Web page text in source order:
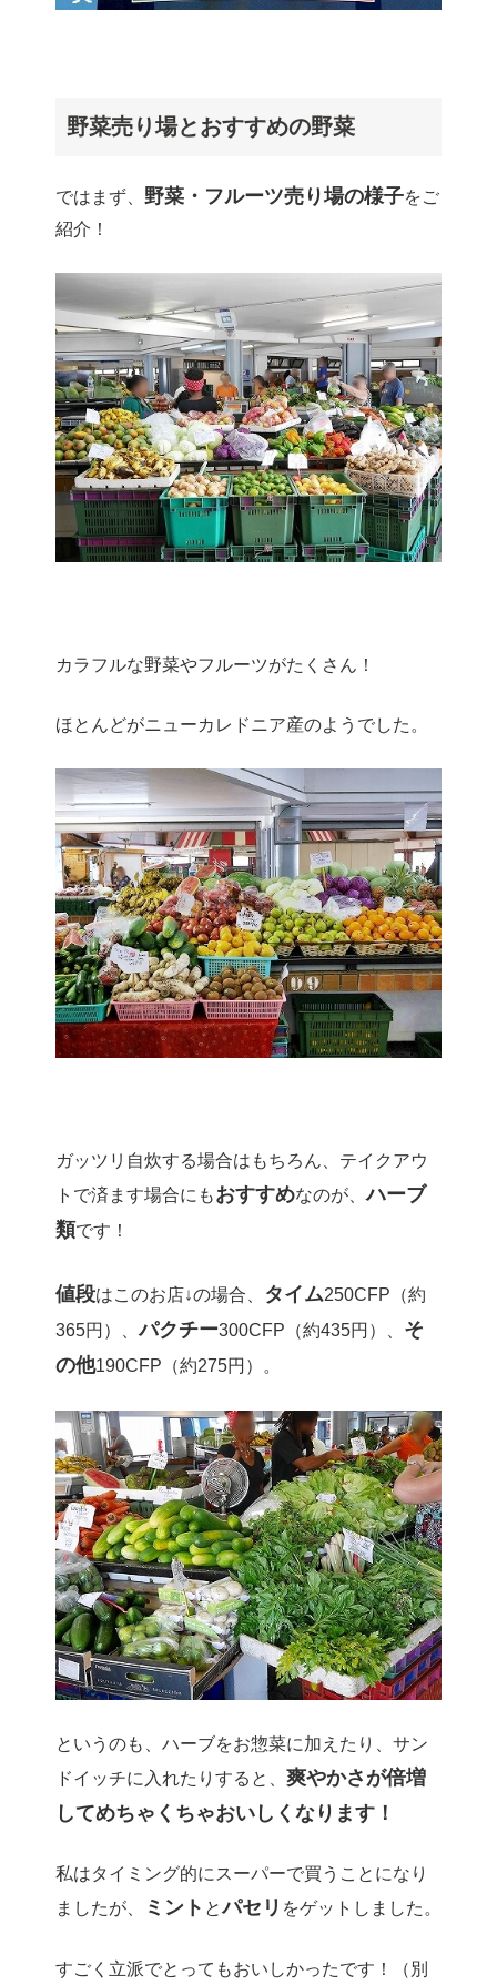
野菜売り場とおすすめの野菜
ではまず、 野菜・フルーツ売り場の様子をご
紹介！
カラフルな野菜やフルーツがたくさん！
ほとんどがニューカレドニア産のようでした。
ガッツリ自炊する場合はもちろん、テイクアウ
トで済ます場合にもおすすめなのが、ハーブ
類です！
値段はこのお店↓の場合、 タイム250CFP（約
365円）、パクチー300CFP（約435円）、 そ
の他190CFP（約275円）。
というのも、ハーブをお惣菜に加えたり、サン
ドイッチに入れたりすると、 爽やかさが倍増
してめちゃくちゃおいしくなります！
私はタイミング的にスーパーで買うことになり
ましたが、
ミント とパセリ をゲットしました。
すごく立派でとってもおいしかったです！（別